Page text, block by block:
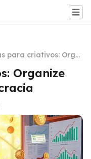
para criativos: Orga
dinheiro sem burocra
Organize